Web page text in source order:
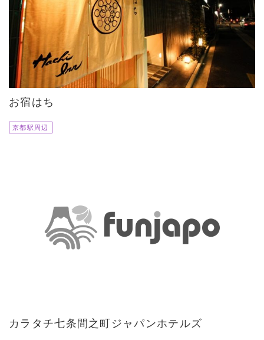
お宿はち
京都駅周辺
カラタチ七条間之町ジャパンホテルズ